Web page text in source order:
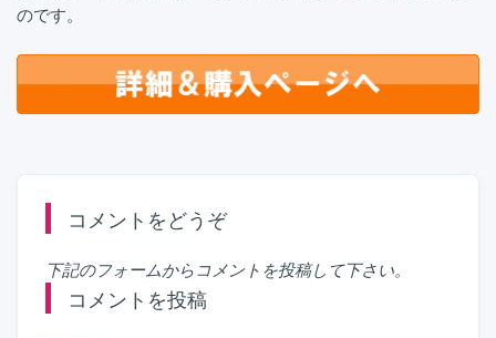
のです。
コメントをどうぞ
下記のフォームからコメントを投稿して下さい。
コメントを投稿